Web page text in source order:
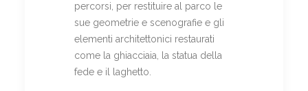
percorsi, per restituire al parco le
sue geometrie e scenografie e gli
elementi architettonici restaurati
come la ghiacciaia, la statua della
fede e il laghetto.